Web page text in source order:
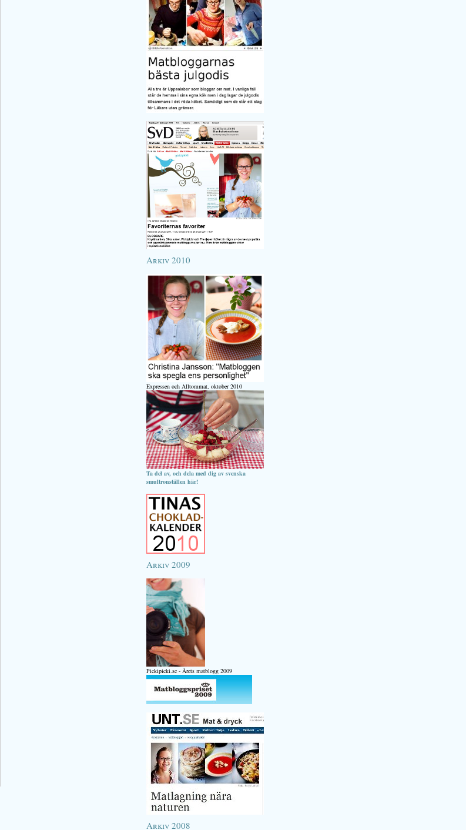
Arkiv 2010
Expressen och Alltommat, oktober 2010
Ta del av, och dela med dig av svenska
smultronställen här!
Arkiv 2009
Pickipicki.se - Årets matblogg 2009
Arkiv 2008